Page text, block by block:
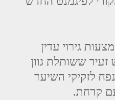
גירוי עדין
ששותלת גוון
לזקיקי השיער
קרחת.